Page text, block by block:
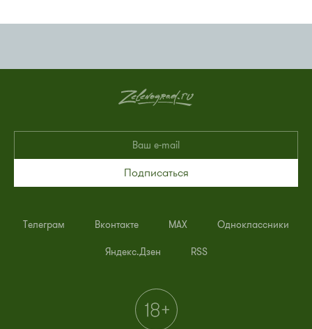
Подписаться
Телеграм Вконтакте MAX Одноклассники
Яндекс.Дзен RSS